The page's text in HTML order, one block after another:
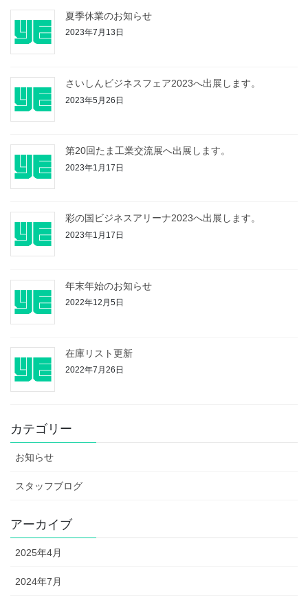
夏季休業のお知らせ
2023年7月13日
さいしんビジネスフェア2023へ出展します。
2023年5月26日
第20回たま工業交流展へ出展します。
2023年1月17日
彩の国ビジネスアリーナ2023へ出展します。
2023年1月17日
年末年始のお知らせ
2022年12月5日
在庫リスト更新
2022年7月26日
カテゴリー
お知らせ
スタッフブログ
アーカイブ
2025年4月
2024年7月